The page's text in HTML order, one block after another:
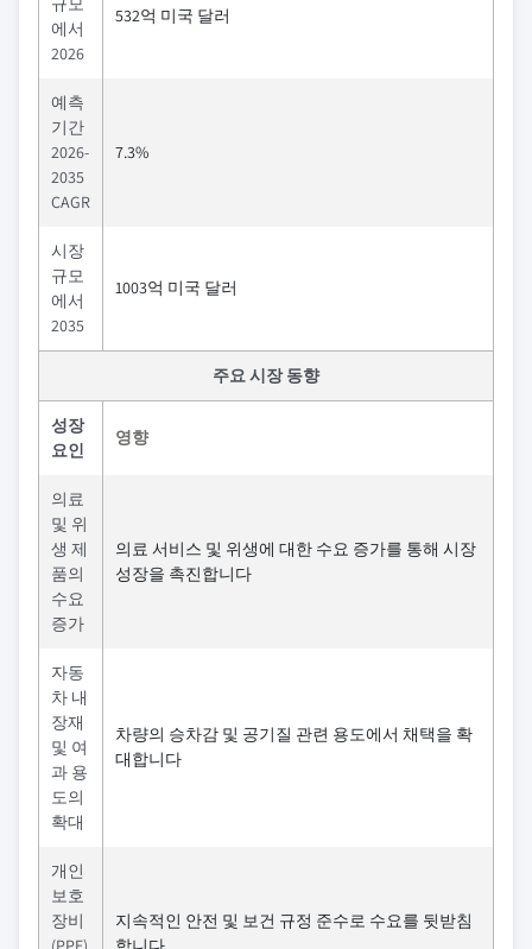
에서
2026
532억 미국 달러
예측
기간
2026-
2035
CAGR
7.3%
시장
규모
에서
2035
1003억 미국 달러
주요 시장 동향
성장
요인
영향
의료
및 위
생 제
품의
수요
증가
의료 서비스 및 위생에 대한 수요 증가를 통해 시장
성장을 촉진합니다
자동
차 내
장재
및 여
과 용
도의
확대
차량의 승차감 및 공기질 관련 용도에서 채택을 확
대합니다
개인
보호
장비
지속적인 안전 및 보건 규정 준수로 수요를 뒷받침